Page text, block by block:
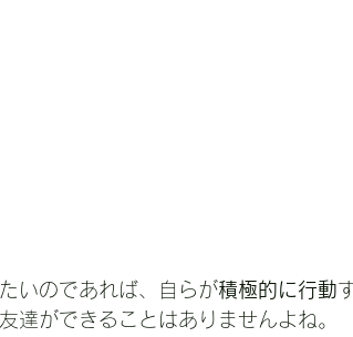
いのであれば、自らが積極的に行動
達ができることはありませんよね。